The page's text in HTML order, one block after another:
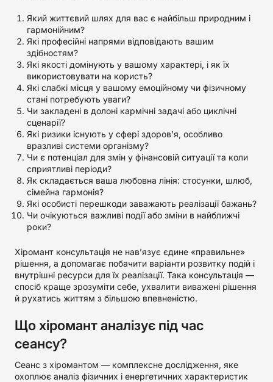
Який життєвий шлях для вас є найбільш природним і
гармонійним?
Які професійні напрями відповідають вашим
здібностям?
Які якості домінують у вашому характері, і як їх
використовувати на користь?
Які слабкі місця у вашому емоційному чи фізичному
стані потребують уваги?
Чи закладені в долоні кармічні задачі або циклічні
сценарії?
Які ризики існують у сфері здоров’я, особливо
вразливі системи організму?
Чи є потенціал для змін у фінансовій ситуації та коли
сприятливі періоди?
Як складається ваша любовна лінія: стосунки, шлюб,
сімейна гармонія?
Які особисті перешкоди заважають реалізації бажань?
Чи очікуються важливі події або зміни в найближчі
роки?
Хіромант консультація не нав’язує єдине «правильне»
рішення, а допомагає побачити варіанти розвитку подій і
внутрішні ресурси для їх реалізації. Така консультація —
спосіб краще зрозуміти себе, ухвалити виважені рішення
й рухатись життям з більшою впевненістю.
Що хіромант аналізує під час
сеансу?
Сеанс з хіромантом — комплексне дослідження, яке
охоплює аналіз фізичних і енергетичних характеристик